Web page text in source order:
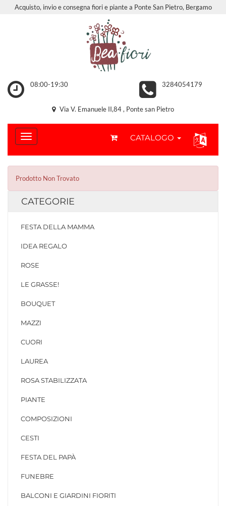
Acquisto, invio e consegna fiori e piante a Ponte San Pietro, Bergamo
08:00-19:30 3284054179
Via V. Emanuele II,84 , Ponte san Pietro
CATALOGO
Prodotto Non Trovato
CATEGORIE
FESTA DELLA MAMMA
IDEA REGALO
ROSE
LE GRASSE!
BOUQUET
MAZZI
CUORI
LAUREA
ROSA STABILIZZATA
PIANTE
COMPOSIZIONI
CESTI
FESTA DEL PAPÀ
FUNEBRE
BALCONI E GIARDINI FIORITI